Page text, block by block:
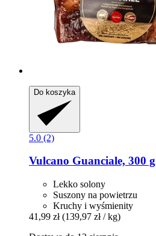
Do koszyka
5.0 (2)
Vulcano Guanciale, 300 g
Lekko solony
Suszony na powietrzu
Kruchy i wyśmienity
41,99 zł (139,97 zł / kg)